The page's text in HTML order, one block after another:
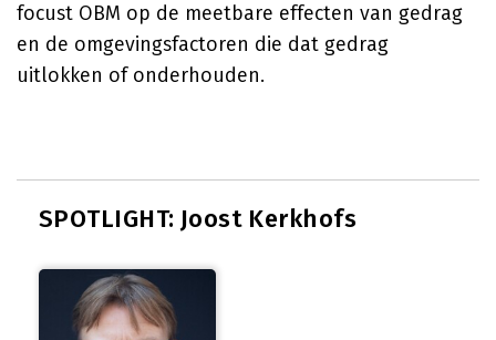
focust OBM op de meetbare effecten van gedrag
en de omgevingsfactoren die dat gedrag
uitlokken of onderhouden.
SPOTLIGHT: Joost Kerkhofs